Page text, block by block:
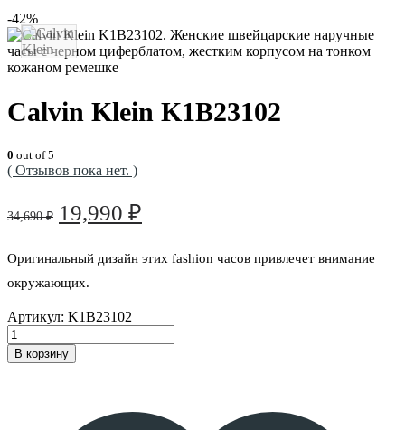
-42%
Calvin Klein K1B23102
0 out of 5
( Отзывов пока нет. )
34,690₽ Первоначальная
составляла
34,690 ₽.
19,990 ₽
19,990 ₽.
Оригинальный дизайн этих fashion часов привлечет внимание
окружающих.
Артикул: K1B23102
В корзину